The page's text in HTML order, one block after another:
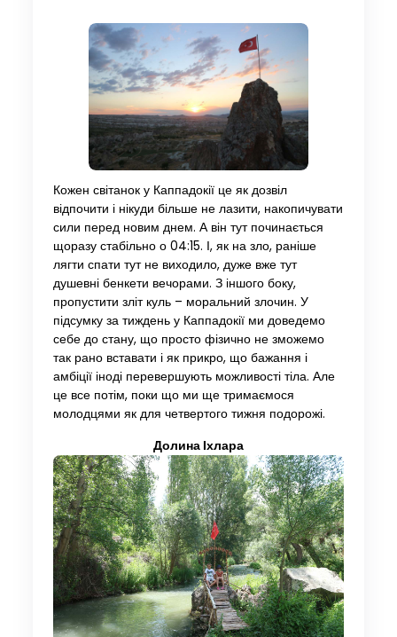
Кожен світанок у Каппадокії це як дозвіл
відпочити і нікуди більше не лазити, накопичувати
сили перед новим днем. А він тут починається
щоразу стабільно о 04:15. І, як на зло, раніше
лягти спати тут не виходило, дуже вже тут
душевні бенкети вечорами. З іншого боку,
пропустити зліт куль – моральний злочин. У
підсумку за тиждень у Каппадокії ми доведемо
себе до стану, що просто фізично не зможемо
так рано вставати і як прикро, що бажання і
амбіції іноді перевершують можливості тіла. Але
це все потім, поки що ми ще тримаємося
молодцями як для четвертого тижня подорожі.
Долина Іхлара